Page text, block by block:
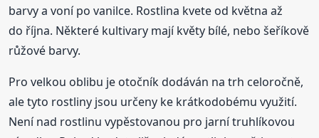
barvy a voní po vanilce. Rostlina kvete od května až
do října. Některé kultivary mají květy bílé, nebo šeříkově
růžové barvy.
Pro velkou oblibu je otočník dodáván na trh celoročně,
ale tyto rostliny jsou určeny ke krátkodobému využití.
Není nad rostlinu vypěstovanou pro jarní truhlíkovou